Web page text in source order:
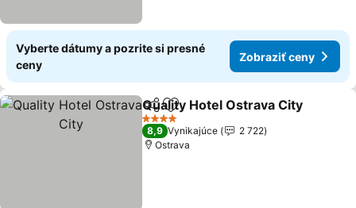
Vyberte dátumy a pozrite si presné
ceny
Zobraziť ceny
ZdieľaťPridať do obľúbených
Quality Hotel Ostrava City
4 Počet hviezdičiek
8,9 Vynikajúce
2 722
Ostrava